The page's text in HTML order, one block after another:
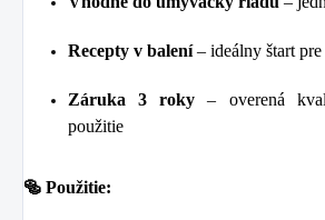
Recepty v balení– ideálny štart
Záruka 3 roky – overená
použitie
🥯 Použitie: